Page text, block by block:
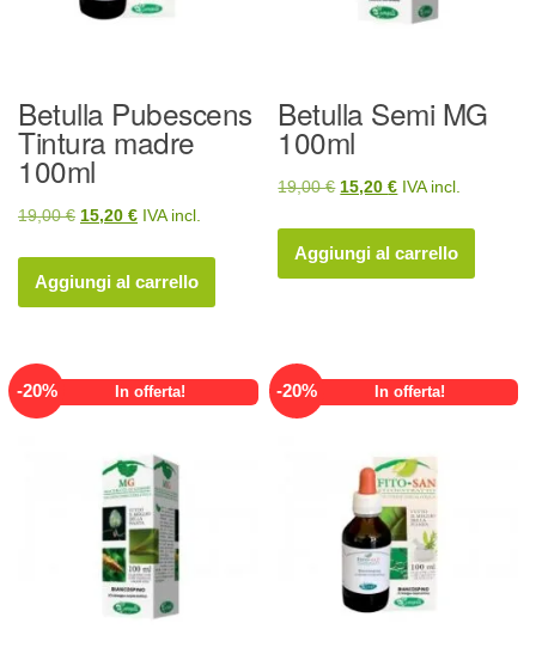
Betulla Pubescens
Tintura madre
100ml
19,00€ Il
originale
era:
15,20 €Il
attuale
è:
IVA incl.
Aggiungi al carrello
Betulla Semi MG
100ml
19,00€ Il
originale
era:
15,20€Il
attuale
è:
IVA incl.
Aggiungi al carrello
-20% In offerta! -20% In offerta!